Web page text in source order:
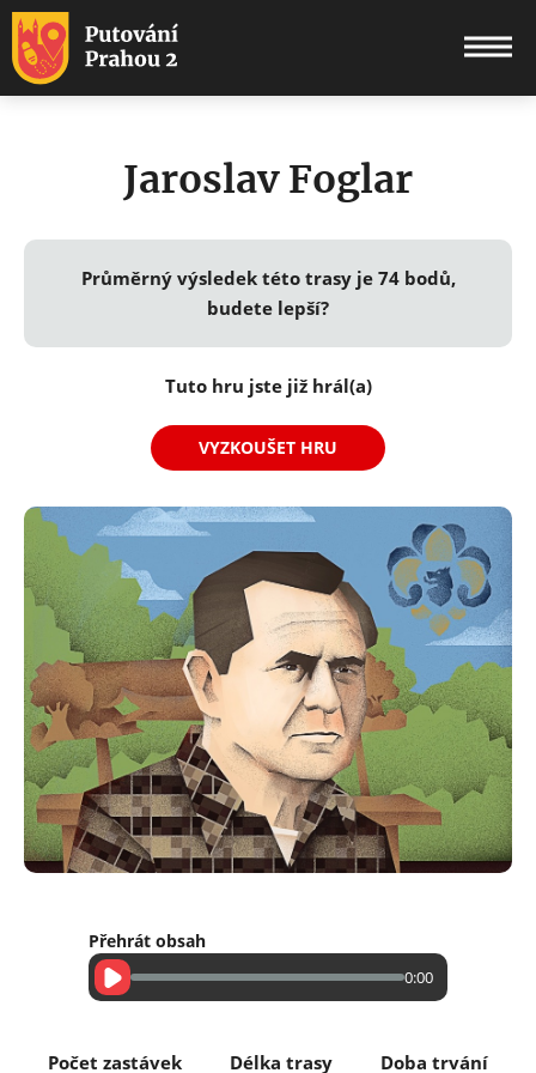
TRASY
BLOG
PŘIHLÁSIT SE
Jaroslav Foglar
Průměrný výsledek této trasy je 74 bodů,
budete lepší?
Tuto hru jste již hrál(a)
VYZKOUŠET HRU
Přehrát obsah
0:00
Počet zastávek
Délka trasy
Doba trvání